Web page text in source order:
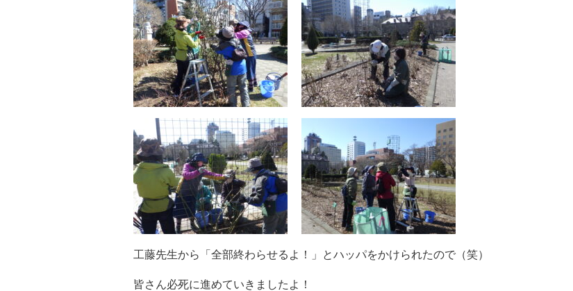
工藤先生から「全部終わらせるよ！」とハッパをかけられたので（笑）
皆さん必死に進めていきましたよ！